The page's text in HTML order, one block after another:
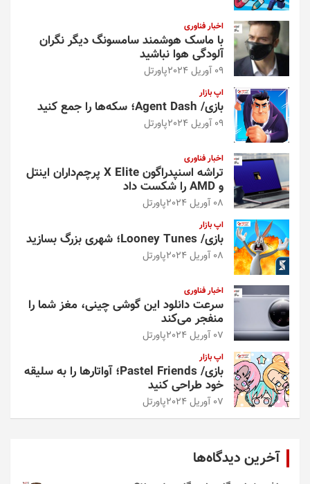
اخبار فناوری
با ماسک هوشمند سامسونگ دیگر نگران
آلودگی هوا نباشید
09 آوریل 2024 پاورتل
اپ بازار
بازی/ Agent Dash؛ سکه‌ها را جمع کنید
09 آوریل 2024 پاورتل
اخبار فناوری
تراشه اسنپدراگون X Elite پرچم‌داران اینتل
و AMD را شکست داد
08 آوریل 2024 پاورتل
اپ بازار
بازی/ Looney Tunes؛ شهری بزرگ بسازید
08 آوریل 2024 پاورتل
اخبار فناوری
سرعت دانلود این گوشی چینی، مغز شما را
منفجر می‌کند
07 آوریل 2024 پاورتل
اپ بازار
بازی/ Pastel Friends؛ آواتارها را به سلیقه
خود طراحی کنید
07 آوریل 2024 پاورتل
آخرین دیدگاه‌ها